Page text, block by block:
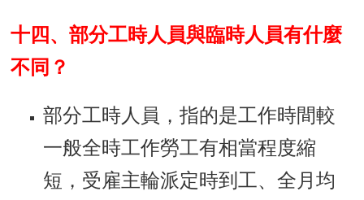
十四、部分工時人員與臨時人員有什麼
不同？
部分工時人員，指的是工作時間較
一般全時工作勞工有相當程度縮
短，受雇主輪派定時到工、全月均